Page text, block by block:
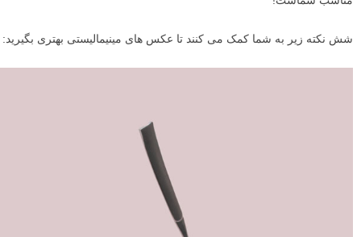
شش نکته زیر به شما کمک می کنند تا عکس های مینیمالیستی بهتری بگیرید: